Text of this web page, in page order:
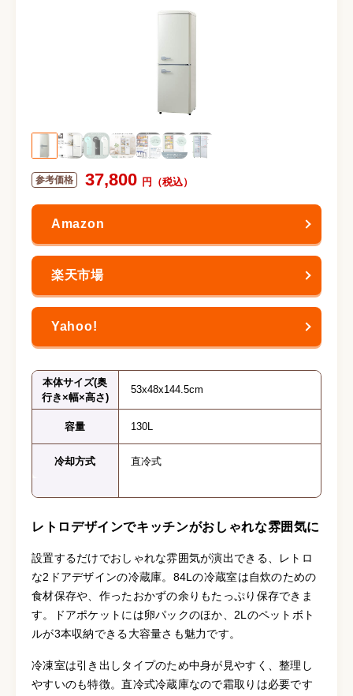
37,800
本体サイズ(奥
行き×幅×高さ)
53x48x144.5cm
容量 130L
冷却方式 直冷式
レトロデザインでキッチンがおしゃれな雰囲気に
設置するだけでおしゃれな雰囲気が演出できる、レトロ
な2ドアデザインの冷蔵庫。84Lの冷蔵室は自炊のための
食材保存や、作ったおかずの余りもたっぷり保存できま
す。ドアポケットには卵パックのほか、2Lのペットボト
ルが3本収納できる大容量さも魅力です。
冷凍室は引き出しタイプのため中身が見やすく、整理し
やすいのも特徴。直冷式冷蔵庫なので霜取りは必要です